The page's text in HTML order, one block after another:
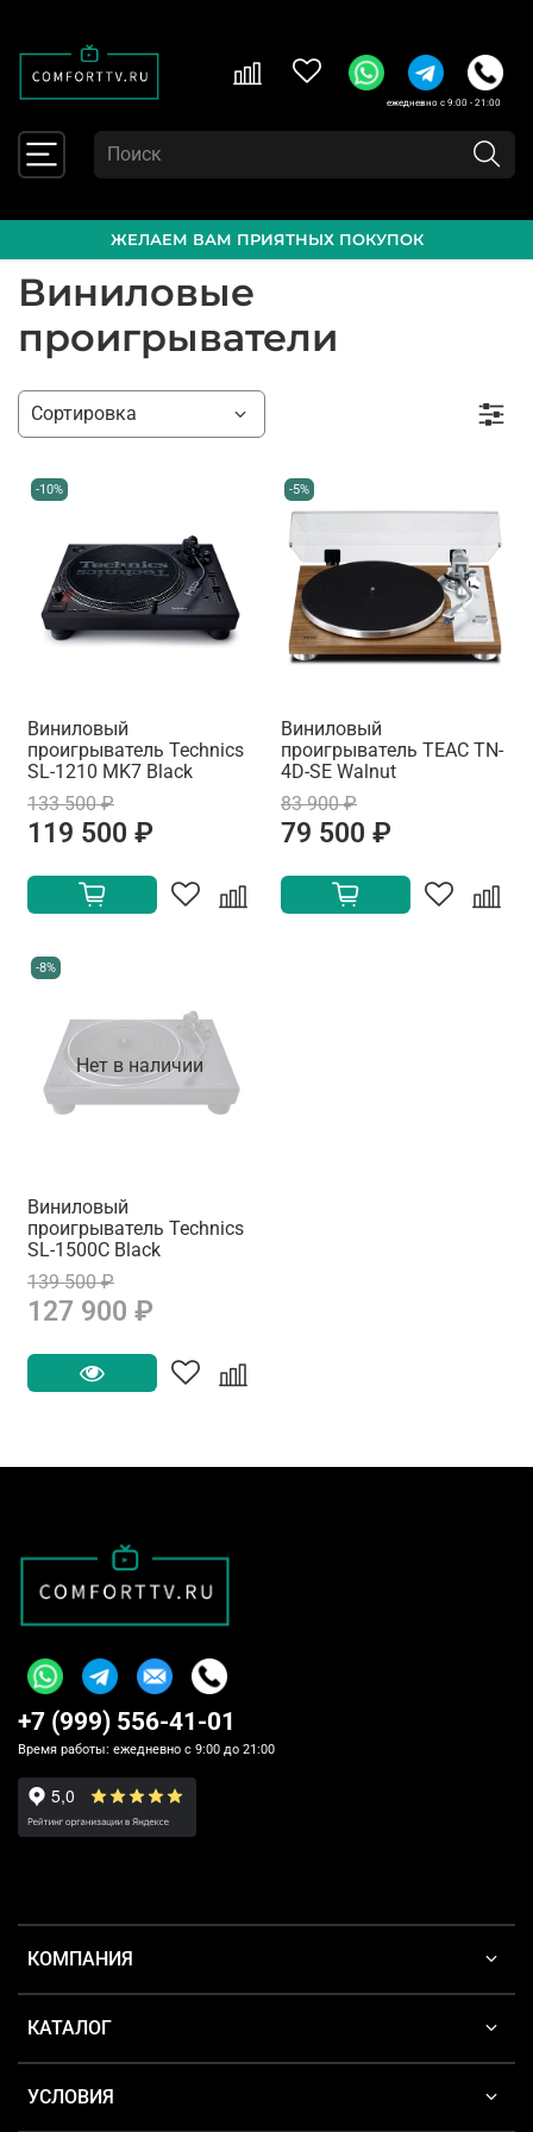
ежедневно с 9:00 - 21:00
ЖЕЛАЕМ ВАМ ПРИЯТНЫХ ПОКУПОК
Виниловые
проигрыватели
-10%
Виниловый
проигрыватель Technics
SL-1210 MK7 Black
133 500 ₽
119 500 ₽
-5%
Виниловый
проигрыватель TEAC TN-
4D-SE Walnut
83 900 ₽
79 500 ₽
Нет в наличии
-8%
Виниловый
проигрыватель Technics
SL-1500C Black
139 500 ₽
127 900 ₽
КОМПАНИЯ
КАТАЛОГ
УСЛОВИЯ
+7 (999) 556-41-01
Время работы: ежедневно с 9:00 до 21:00